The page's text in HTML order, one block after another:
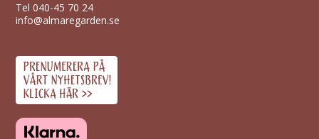
Tel040-45 70 24
info@almaregarden.se